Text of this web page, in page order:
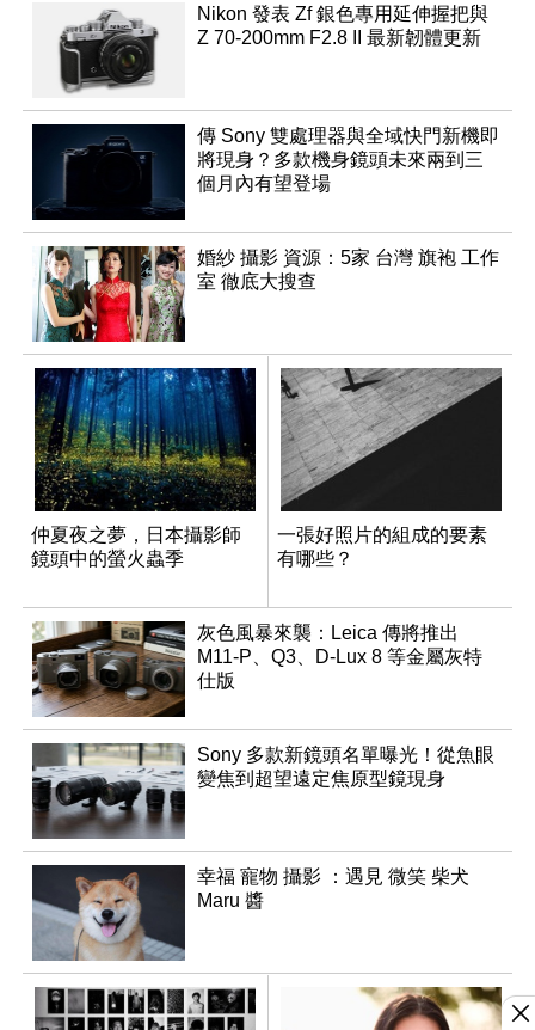
Nikon 發表 Zf 銀色專用延伸握把與
Z 70-200mm F2.8 II 最新韌體更新
傳 Sony 雙處理器與全域快門新機即
將現身？多款機身鏡頭未來兩到三
個月內有望登場
婚紗 攝影 資源：5家 台灣 旗袍 工作
室 徹底大搜查
仲夏夜之夢，日本攝影師
鏡頭中的螢火蟲季
一張好照片的組成的要素
有哪些？
灰色風暴來襲：Leica 傳將推出
M11-P、Q3、D-Lux 8 等金屬灰特
仕版
Sony 多款新鏡頭名單曝光！從魚眼
變焦到超望遠定焦原型鏡現身
幸福 寵物 攝影 ：遇見 微笑 柴犬
Maru 醬